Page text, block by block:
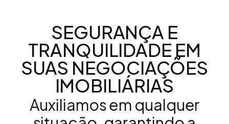
SEGURANÇA E
TRANQUILIDADE EM
SUAS NEGOCIAÇÕES
IMOBILIÁRIAS
Auxiliamos em qualquer